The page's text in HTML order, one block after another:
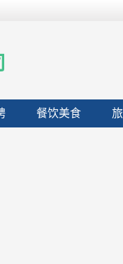
餐饮美食